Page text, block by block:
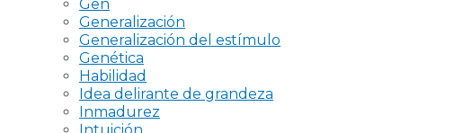
Gen
Generalización
Generalización del estímulo
Genética
Habilidad
Idea delirante de grandeza
Inmadurez